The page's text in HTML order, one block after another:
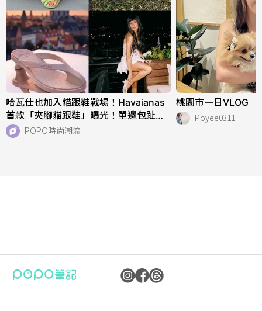
哈瓦仕也加入貓跟鞋戰場！Havaianas
首款「夾腳貓跟鞋」曝光！單邊包趾超
好看、一亮相就爆紅！
POPO時尚潮流
桃園市一日VLOG
Poyee0311